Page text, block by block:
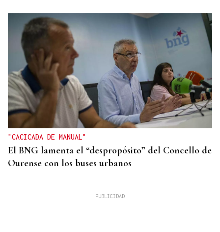
"CACICADA DE MANUAL"
El BNG lamenta el “despropósito” del Concello de
Ourense con los buses urbanos